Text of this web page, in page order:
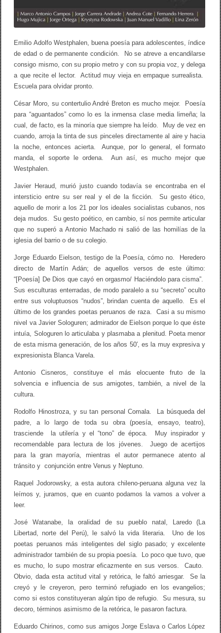
Emilio Adolfo Westphalen, buena poesía para adolescentes, índice
de edad o de permanente condición. No se atreve a encandilarse
consigo mismo, con su propio metro y con su propia voz, y delega
a que recite el lector. Actitud muy vieja en empaque surrealista.
Escuela para olvidar pronto.
César Moro, su contertulio André Breton es mucho mejor. Poesía
para “aguantados” como lo es la inmensa clase media limeña; la
cual, de facto, es la minoría que siempre ha leído. Muy de vez en
cuando, arroja la tinta de sus pinceles directamente al aire y hacia
la noche, entonces acierta. Aunque, por lo general, el formato
manda, el soporte le ordena. Aun así, es mucho mejor que
Westphalen.
Javier Heraud, murió justo cuando todavía se encontraba en el
intersticio entre su ser real y el de la ficción. Su gesto ético,
aquello de morir a los 21 por los ideales socialistas cubanos, nos
deja mudos. Su gesto poético, en cambio, sí nos permite articular
que no superó a Antonio Machado ni salió de las homilías de la
iglesia del barrio o de su colegio.
Jorge Eduardo Eielson, testigo de la Poesía, cómo no. Heredero
directo de Martín Adán; de aquellos versos de este último:
“[Poesía] De Dios que cayó en orgasmo/ Haciéndolo para cisma”.
Sus esculturas enterradas, de modo paralelo a su “secreto” oculto
entre sus voluptuosos “nudos”, brindan cuenta de aquello. Es el
último de los grandes poetas peruanos de raza. Casi a su mismo
nivel va Javier Sologuren; admirador de Eielson porque lo que éste
intuía, Sologuren lo articulaba y plasmaba a plenitud. Poeta menor
de esta misma generación, de los años 50′, es la muy expresiva y
expresionista Blanca Varela.
Antonio Cisneros, constituye el más elocuente fruto de la
solvencia e influencia de sus amigotes, también, a nivel de la
cultura.
Rodolfo Hinostroza, y su tan personal Comala. La búsqueda del
padre, a lo largo de toda su obra (poesía, ensayo, teatro),
trasciende la utilería y el “tono” de época. Muy inspirador y
recomendable para lectura de los jóvenes. Juego de acertijos
para la gran mayoría, mientras el autor permanece atento al
tránsito y conjunción entre Venus y Neptuno.
Raquel Jodorowsky, a esta autora chileno-peruana alguna vez la
leímos y, juramos, que en cuanto podamos la vamos a volver a
leer.
José Watanabe, la oralidad de su pueblo natal, Laredo (La
Libertad, norte del Perú), le salvó la vida literaria. Uno de los
poetas peruanos más inteligentes del siglo pasado; y excelente
administrador también de su propia poesía. Lo poco que tuvo, que
es mucho, lo supo mostrar eficazmente en sus versos. Cauto.
Obvio, dada esta actitud vital y retórica, le faltó arriesgar. Se la
creyó y le creyeron, pero terminó refugiado en los evangelios;
como si estos constituyeran algún tipo de refugio. Su mesura, su
decoro, términos asimismo de la retórica, le pasaron factura.
Eduardo Chirinos, como sus amigos Jorge Eslava o Carlos López